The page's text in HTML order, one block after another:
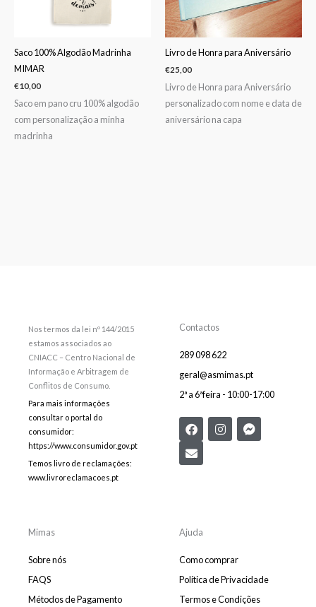
Saco 100% Algodão Madrinha
MIMAR
€10,00
Saco em pano cru 100% algodão
com personalização a minha
madrinha
Livro de Honra para Aniversário
€25,00
Livro de Honra para Aniversário
personalizado com nome e data de
aniversário na capa
Nos termos da lei nº 144/2015
estamos associados ao
CNIACC – Centro Nacional de
Informação e Arbitragem de
Conflitos de Consumo.
Para mais informações
consultar o portal do
consumidor:
https://www.consumidor.gov.pt
Temos livro de reclamações:
www.livroreclamacoes.pt
Contactos
289 098 622
geral@asmimas.pt
2ª a 6ªfeira - 10:00-17:00
F
a
c
e
I
n
F
a
e
g
E
n
v
e
Mimas
Sobre nós
FAQS
Métodos de Pagamento
Ajuda
Como comprar
Política de Privacidade
Termos e Condições